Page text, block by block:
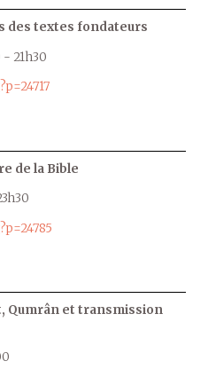
des textes fondateurs
- 21h30
de la Bible
Qumrân et transmission